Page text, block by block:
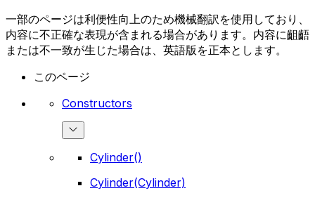
一部のページは利便性向上のため機械翻訳を使用しており、
内容に不正確な表現が含まれる場合があります。内容に齟齬
または不一致が生じた場合は、英語版を正本とします。
このページ
Constructors
Cylinder()
Cylinder(Cylinder)